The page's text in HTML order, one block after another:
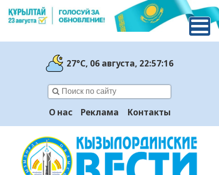
27°C, 06 августа, 22:57:17
О нас Реклама Контакты